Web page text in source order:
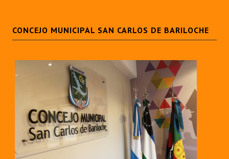
CONCEJO MUNICIPAL SAN CARLOS DE BARILOCHE